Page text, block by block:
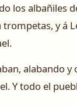
los albañiles
trompetas, y á
alabando
Y todo el